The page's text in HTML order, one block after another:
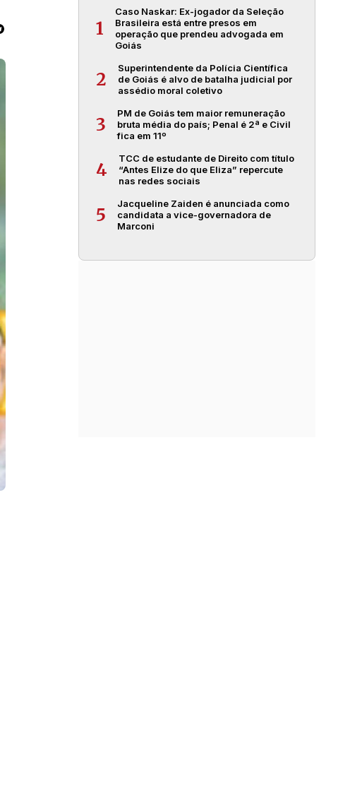
1
Caso Naskar: Ex-jogador da Seleção
Brasileira está entre presos em
operação que prendeu advogada em
Goiás
2
Superintendente da Polícia Científica
de Goiás é alvo de batalha judicial por
assédio moral coletivo
3
PM de Goiás tem maior remuneração
bruta média do país; Penal é 2ª e Civil
fica em 11º
4
TCC de estudante de Direito com título
“Antes Elize do que Eliza” repercute
nas redes sociais
5
Jacqueline Zaiden é anunciada como
candidata a vice-governadora de
Marconi